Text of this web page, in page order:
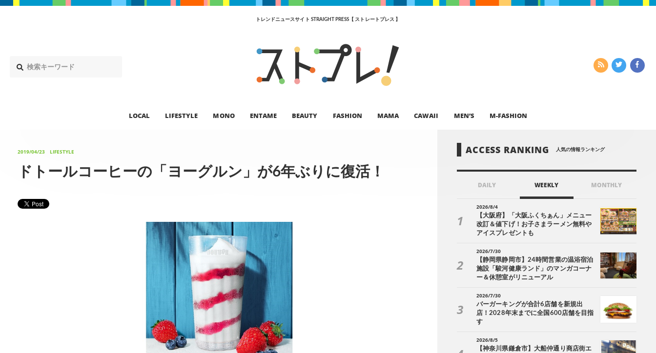
トレンドニュースサイト STRAIGHT PRESS【 ストレートプレス 】
LOCAL LIFESTYLE MONO ENTAME BEAUTY FASHION MAMA CAWAII MEN’S M-FASHION
2019/04/23 LIFESTYLE
ドトールコーヒーの「ヨーグルン」が6年ぶりに復活！
ACCESS RANKING 人気の情報ランキング
DAILY WEEKLY MONTHLY
2026/8/4
【大阪府】「大阪ふくちぁん」メニュー
改訂＆値下げ！お子さまラーメン無料や
アイスプレゼントも
2026/7/30
【静岡県静岡市】24時間営業の温浴宿泊
施設「駿河健康ランド」のマンガコーナ
ー＆休憩室がリニューアル
2026/7/30
バーガーキングが合計6店舗を新規出
店！2028年末までに全国600店舗を目指
す
2026/8/5
【神奈川県鎌倉市】大船仲通り商店街エ